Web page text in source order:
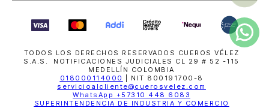
TODOS LOS DERECHOS RESERVADOS CUEROS VÉLEZ
S.A.S. NOTIFICACIONES JUDICIALES CL 29 # 52 -115
MEDELLÍN COLOMBIA
018000114000
| NIT 800191700-8
servicioalcliente@cuerosvelez.com
WhatsApp +57310 448 6083
SUPERINTENDENCIA DE INDUSTRIA Y COMERCIO